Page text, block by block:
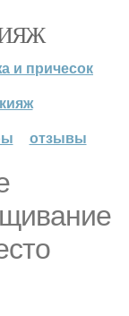
и причесок
отзывы